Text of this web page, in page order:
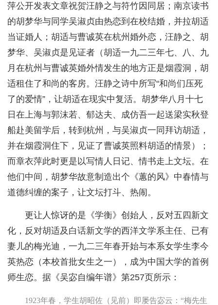
萍公开发表文章祝贺汪静之与符竹因同居；南京读书
的胡梦华与同学吴淑贞由热恋到在校结婚，并拉胡适
当证婚人；胡适与曹诚英在杭州婚外恋，汪静之、胡
梦华、吴淑贞是见证者（胡适一九二三年七、八、九
月在杭州与曹诚英婚外情发生的地方正是烟霞洞，胡
适租住了和尚的客房。汪静之诗中所写“和尚们压死
了的爱情”，让胡适在现实中复活。胡梦华八月十七
日在上海与郭沫若、郁达夫、成仿吾一起送梁实秋登
船赴美留学后，转到杭州，与吴淑贞一同拜访胡适，
并在烟霞洞住下，见证了曹诚英照料胡适的情景）；
而章衣萍此时更是以写情人日记、情书走上文坛。在
他们中间，胡梦华故意制造出个《蕙的风》中春情与
道德纠缠的案子，让文坛打斗、热闹。
更让人惊讶的是《学衡》创始人，反对五四新文
化，反对胡适及白话新文学的西洋文学系主任、已有
妻儿的梅光迪，一九二三年春开始与本系女学生李今
英热恋（本校首批女生之一），成为中国大学的首例
师生恋。据《吴宓自编年谱》第257页所示：
1923年春，学生胡昭佐（见前）即屡告宓云：“梅先生